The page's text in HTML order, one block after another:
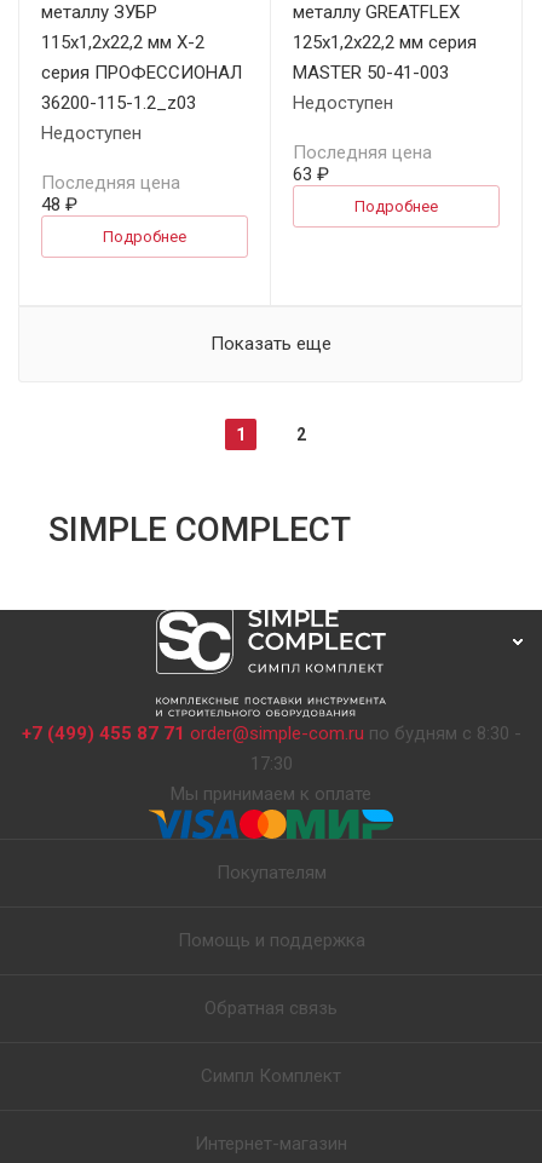
металлу ЗУБР
115х1,2х22,2 мм X-2
серия ПРОФЕССИОНАЛ
36200-115-1.2_z03
Недоступен
Последняя цена
48 ₽
Подробнее
металлу GREATFLEX
125х1,2х22,2 мм серия
MASTER 50-41-003
Недоступен
Последняя цена
63 ₽
Подробнее
Показать еще
1 2
SIMPLE COMPLECT
+7 (499) 455 87 71 order@simple-com.ru по будням с 8:30 -
17:30
Мы принимаем к оплате
Покупателям
Помощь и поддержка
Обратная связь
Симпл Комплект
Интернет-магазин